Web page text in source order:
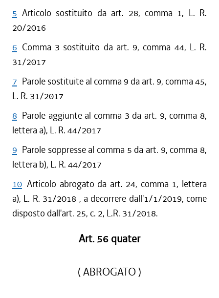
5 Articolo sostituito da art. 28, comma 1, L. R.
20/2016
6 Comma 3 sostituito da art. 9, comma 44, L. R.
31/2017
7 Parole sostituite al comma 9 da art. 9, comma 45,
L. R. 31/2017
8 Parole aggiunte al comma 3 da art. 9, comma 8,
lettera a), L. R. 44/2017
9 Parole soppresse al comma 5 da art. 9, comma 8,
lettera b), L. R. 44/2017
10 Articolo abrogato da art. 24, comma 1, lettera
a), L. R. 31/2018 , a decorrere dall'1/1/2019, come
disposto dall'art. 25, c. 2, L.R. 31/2018.
Art. 56 quater
( ABROGATO )